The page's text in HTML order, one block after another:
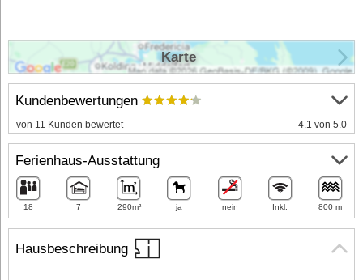
Hausbeschreibung
Kundenbewertungen
von 11 Kunden bewertet 4.1 von 5.0
Ferienhaus-Ausstattung
18 7 290m² ja nein Inkl. 800 m
Karte